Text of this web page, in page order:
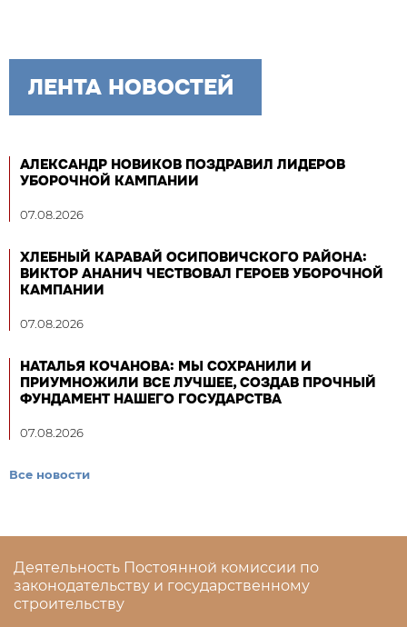
ЛЕНТА НОВОСТЕЙ
АЛЕКСАНДР НОВИКОВ ПОЗДРАВИЛ ЛИДЕРОВ
УБОРОЧНОЙ КАМПАНИИ
07.08.2026
ХЛЕБНЫЙ КАРАВАЙ ОСИПОВИЧСКОГО РАЙОНА:
ВИКТОР АНАНИЧ ЧЕСТВОВАЛ ГЕРОЕВ УБОРОЧНОЙ
КАМПАНИИ
07.08.2026
НАТАЛЬЯ КОЧАНОВА: МЫ СОХРАНИЛИ И
ПРИУМНОЖИЛИ ВСЕ ЛУЧШЕЕ, СОЗДАВ ПРОЧНЫЙ
ФУНДАМЕНТ НАШЕГО ГОСУДАРСТВА
07.08.2026
Все новости
Деятельность Постоянной комиссии по
законодательству и государственному
строительству